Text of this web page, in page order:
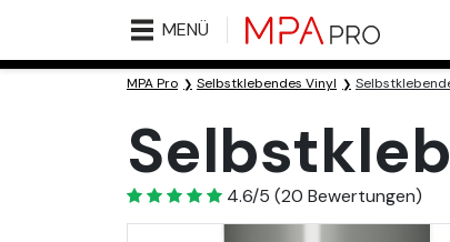
MENÜ
MPA Pro Selbstklebendes Vinyl
4.6
4.6/5 (20 Bewertungen)